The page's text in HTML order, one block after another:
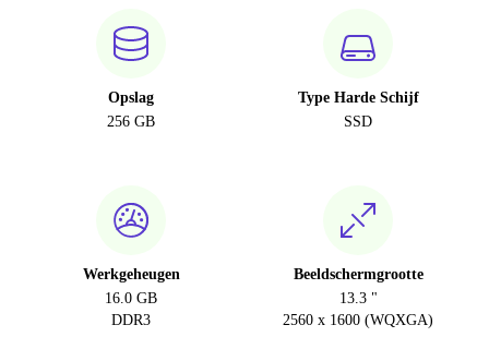
Opslag
256 GB
Type Harde Schijf
SSD
Werkgeheugen
16.0 GB
DDR3
Beeldschermgrootte
13.3 "
2560 x 1600 (WQXGA)